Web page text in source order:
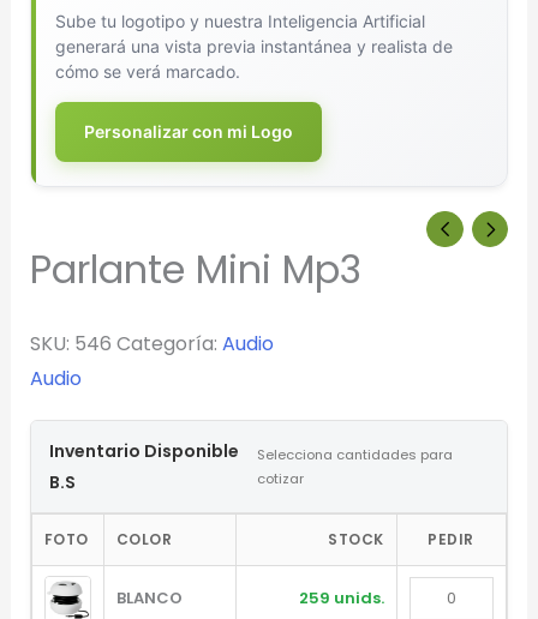
Sube tu logotipo y nuestra Inteligencia Artificial
generará una vista previa instantánea y realista de
cómo se verá marcado.
Personalizar con mi Logo
Parlante Mini Mp3
SKU: 546 Categoría: Audio
Audio
Inventario Disponible
B.S
Selecciona cantidades para
cotizar
FOTO COLOR STOCK PEDIR
BLANCO 259 unids.